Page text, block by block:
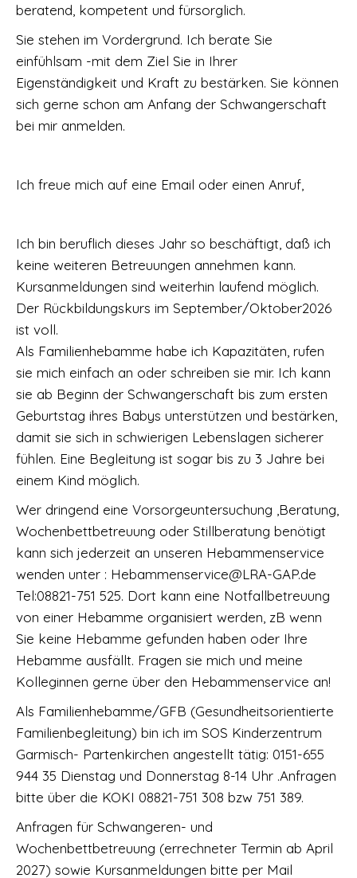
beratend, kompetent und fürsorglich.
Sie stehen im Vordergrund. Ich berate Sie
einfühlsam -mit dem Ziel Sie in Ihrer
Eigenständigkeit und Kraft zu bestärken. Sie können
sich gerne schon am Anfang der Schwangerschaft
bei mir anmelden.
Ich freue mich auf eine Email oder einen Anruf,
Ich bin beruflich dieses Jahr so beschäftigt, daß ich
keine weiteren Betreuungen annehmen kann.
Kursanmeldungen sind weiterhin laufend möglich.
Der Rückbildungskurs im September/Oktober2026
ist voll.
Als Familienhebamme habe ich Kapazitäten, rufen
sie mich einfach an oder schreiben sie mir. Ich kann
sie ab Beginn der Schwangerschaft bis zum ersten
Geburtstag ihres Babys unterstützen und bestärken,
damit sie sich in schwierigen Lebenslagen sicherer
fühlen. Eine Begleitung ist sogar bis zu 3 Jahre bei
einem Kind möglich.
Wer dringend eine Vorsorgeuntersuchung ,Beratung,
Wochenbettbetreuung oder Stillberatung benötigt
kann sich jederzeit an unseren Hebammenservice
wenden unter : Hebammenservice@LRA-GAP.de
Tel:08821-751 525. Dort kann eine Notfallbetreuung
von einer Hebamme organisiert werden, zB wenn
Sie keine Hebamme gefunden haben oder Ihre
Hebamme ausfällt. Fragen sie mich und meine
Kolleginnen gerne über den Hebammenservice an!
Als Familienhebamme/GFB (Gesundheitsorientierte
Familienbegleitung) bin ich im SOS Kinderzentrum
Garmisch- Partenkirchen angestellt tätig: 0151-655
944 35 Dienstag und Donnerstag 8-14 Uhr .Anfragen
bitte über die KOKI 08821-751 308 bzw 751 389.
Anfragen für Schwangeren- und
Wochenbettbetreuung (errechneter Termin ab April
2027) sowie Kursanmeldungen bitte per Mail